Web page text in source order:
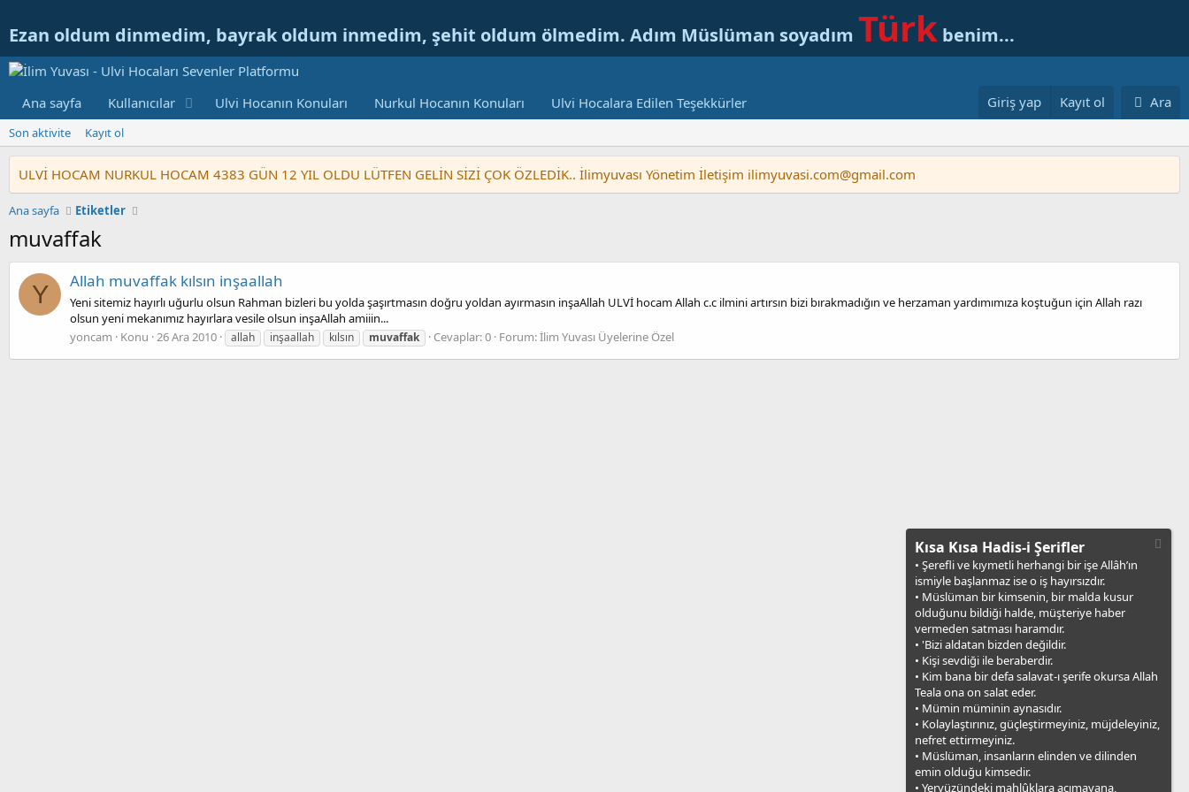
Ezan oldum dinmedim, bayrak oldum inmedim, şehit oldum ölmedim. Adım Müslüman soyadım Türk benim...
Ana sayfa Kullanıcılar Ulvi Hocanın Konuları Nurkul Hocanın Konuları Ulvi Hocalara Edilen Teşekkürler Giriş yap Kayıt ol Ara
Son aktivite Kayıt ol
ULVİ HOCAM NURKUL HOCAM 4383 GÜN 12 YIL OLDU LÜTFEN GELİN SİZİ ÇOK ÖZLEDİK.. İlimyuvası Yönetim İletişim ilimyuvasi.com@gmail.com
Ana sayfa Etiketler
muvaffak
Y Allah muvaffak kılsın inşaallah
Yeni sitemiz hayırlı uğurlu olsun Rahman bizleri bu yolda şaşırtmasın doğru yoldan ayırmasın inşaAllah ULVİ hocam Allah c.c ilmini artırsın bizi bırakmadığın ve herzaman yardımımıza koştuğun için Allah razı
olsun yeni mekanımız hayırlara vesile olsun inşaAllah amiiin...
yoncam
Konu 26 Ara 2010 allah inşaallah kılsın muvaffak Cevaplar: 0 Forum:İlim Yuvası Üyelerine Özel
Kısa Kısa Hadis-i Şerifler
• Şerefli ve kıymetli herhangi bir işe Allâh’ın
ismiyle başlanmaz ise o iş hayırsızdır.
• Müslüman bir kimsenin, bir malda kusur
olduğunu bildiği halde, müşteriye haber
vermeden satması haramdır.
• 'Bizi aldatan bizden değildir.
• Kişi sevdiği ile beraberdir.
• Kim bana bir defa salavat-ı şerife okursa Allah
Teala ona on salat eder.
• Mümin müminin aynasıdır.
• Kolaylaştırınız, güçleştirmeyiniz, müjdeleyiniz,
nefret ettirmeyiniz.
• Müslüman, insanların elinden ve dilinden
emin olduğu kimsedir.
• Yeryüzündeki mahlûklara acımayana,